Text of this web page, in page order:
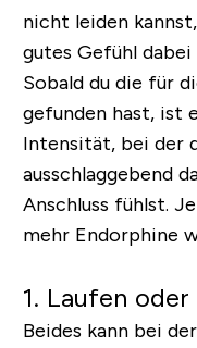
nicht leiden
gutes Gefühl dabei
Sobald du die für
gefunden hast, ist
Intensität, bei der
ausschlaggebend
Anschluss fühlst.
mehr Endorphine
1. Laufen oder
Beides kann bei